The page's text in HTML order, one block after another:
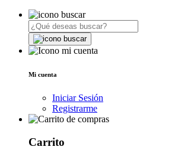
Mi cuenta
Iniciar Sesión
Registrarme
Carrito